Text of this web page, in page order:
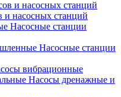
и насосных станций
Насосные станции
Насосные станции
вибрационные
Насосы дренажные и